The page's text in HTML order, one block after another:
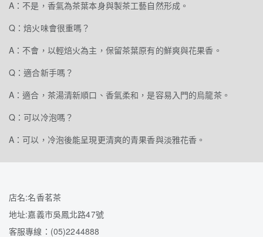
A：不是，香氣為茶葉本身與製茶工藝自然形成。
Q：焙火味會很重嗎？
A：不會，以輕焙火為主，保留茶葉原有的鮮爽與花果香。
Q：適合新手嗎？
A：適合，茶湯清新順口、香氣柔和，是容易入門的烏龍茶。
Q：可以冷泡嗎？
A：可以，冷泡後能呈現更清爽的青果香與淡雅花香。
店名:名香茗茶
地址:嘉義市吳鳳北路47號
客服專線：(05)2244888